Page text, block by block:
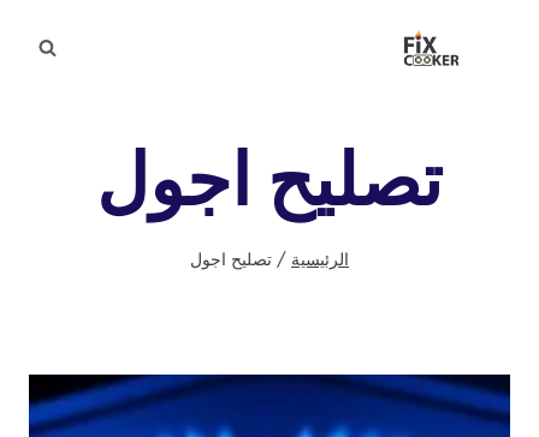
تصليح اجول
الرئيسية / تصليح اجول